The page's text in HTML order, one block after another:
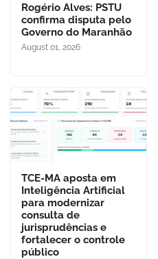
Rogério Alves: PSTU
confirma disputa pelo
Governo do Maranhão
August 01, 2026
TCE-MA aposta em
Inteligência Artificial
para modernizar
consulta de
jurisprudências e
fortalecer o controle
público